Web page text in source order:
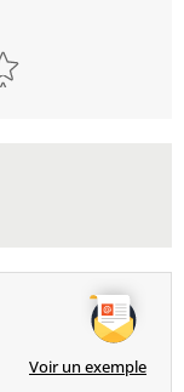
Voir un exemple